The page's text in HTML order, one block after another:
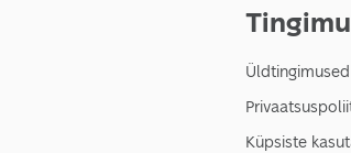
Üldtingimused
Küpsiste